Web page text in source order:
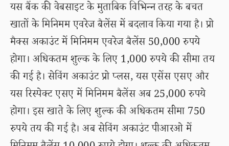
यस बैंक की वेबसाइट के मुताबिक विभिन्न तरह के बचत
खातों के मिनिमम एवरेज बैलेंस में बदलाव किया गया है। प्रो
मैक्स अकाउंट में मिनिमम एवरेज बैलेंस 50,000 रुपये
होगा। अधिकतम शुल्क के लिए 1,000 रुपये की सीमा तय
की गई है। सेविंग अकाउंट प्रो प्लस, यस एसेंस एसए और
यस रिस्पेक्ट एसए में मिनिमम बैलेंस अब 25,000 रुपये
होगा। इस खाते के लिए शुल्क की अधिकतम सीमा 750
रुपये तय की गई है। अब सेविंग अकाउंट पीआरओ में